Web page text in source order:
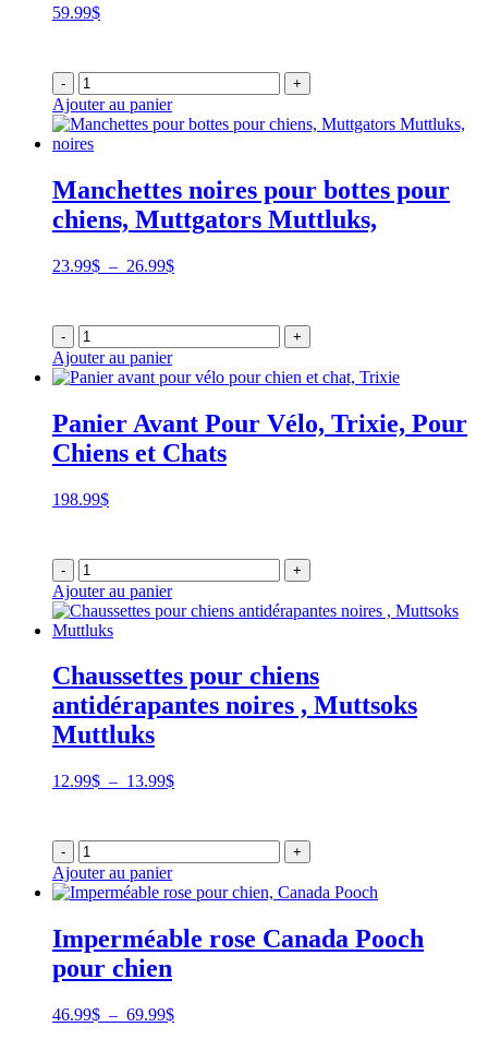
59.99$
- +
Ajouter au panier
Manchettes noires pour bottes pour
chiens, Muttgators Muttluks,
23.99$ – 26.99$Plage
23.99$
à
- +
Ajouter au panier
Panier Avant Pour Vélo, Trixie, Pour
Chiens et Chats
198.99$
- +
Ajouter au panier
Chaussettes pour chiens
antidérapantes noires , Muttsoks
Muttluks
12.99$ – 13.99$Plage
12.99$
à
- +
Ajouter au panier
Imperméable rose Canada Pooch
pour chien
46.99$ – 69.99$Plage